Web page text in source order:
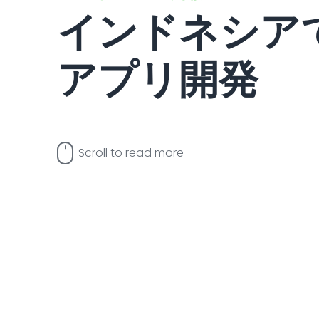
インドネシア
アプリ開発
Scroll to read more